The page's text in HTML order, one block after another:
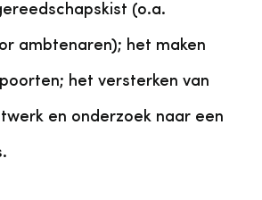
(o.a.
ambtenaren); het maken
het versterken van
en onderzoek naar een